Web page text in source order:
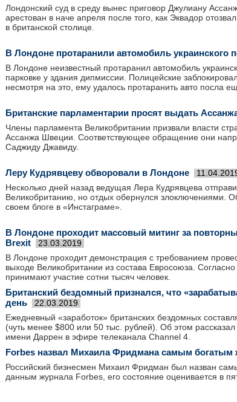
Лондонский суд в среду вынес приговор Джулиану
арестован в наче апреля после того, как Эквадор
в британской столице.
В Лондоне протаранили автомобиль украинского
В Лондоне неизвестный протаранил автомобиль
парковке у здания дипмиссии. Полицейские
несмотря на это, ему удалось протаранить авто посла
Британские парламентарии просят выдать
Члены парламента Великобритании призвали власти
Ассанжа Швеции. Соответствующее обращение они
Саджиду Джавиду.
Леру Кудрявцеву обворовали в Лондоне
Несколько дней назад ведущая Лера Кудрявцева
Великобританию, но отдых обернулся злоключениями.
своем блоге в «Инстаграме».
В Лондоне проходит массовый митинг за
Brexit
23.03.2019
В Лондоне проходит демонстрация с требованием
выходе Великобритании из состава Евросоюза.
принимают участие сотни тысяч человек.
Британский бездомный признался, что
день
22.03.2019
Ежедневный «заработок» британских бездомных
(чуть менее $800 или 50 тыс. рублей). Об этом
имени Даррен в эфире телеканала Channel 4.
Forbes назвал Михаила Фридмана самым богатым
Российский бизнесмен Михаил Фридман был назван
данным журнала Forbes, его состояние оценивается в